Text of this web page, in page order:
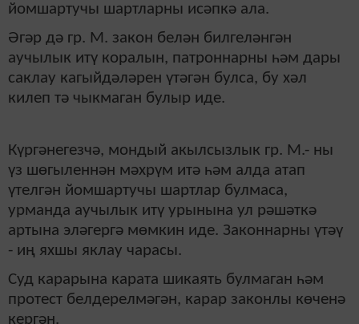
йомшартучы шартларны исәпкә ала.
Әгәр дә гр. М. закон белән билгеләнгән
аучылык итү коралын, патроннарны һәм дары
саклау кагыйдәләрен үтәгән булса, бу хәл
килеп тә чыкмаган булыр иде.
Күргәнегезчә, мондый акылсызлык гр. М.- ны
үз шөгыленнән мәхрүм итә һәм алда атап
үтелгән йомшартучы шартлар булмаса,
урманда аучылык итү урынына ул рәшәткә
артына эләгергә мөмкин иде. Законнарны үтәү
- иң яхшы яклау чарасы.
Суд карарына карата шикаять булмаган һәм
протест белдерелмәгән, карар законлы көченә
кергән.